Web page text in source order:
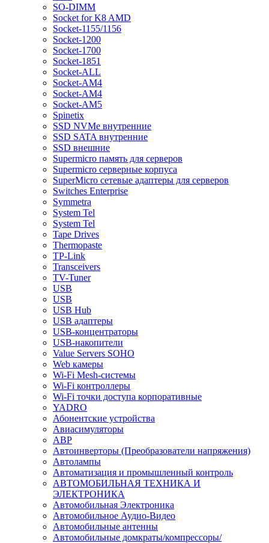
SO-DIMM
Socket for K8 AMD
Socket-1155/1156
Socket-1200
Socket-1700
Socket-1851
Socket-ALL
Socket-AM4
Socket-AM4
Socket-AM5
Spinetix
SSD NVMe внутренние
SSD SATA внутренние
SSD внешние
Supermicro память для серверов
Supermicro серверные корпуса
SuperMicro сетевые адаптеры для серверов
Switches Enterprise
Symmetra
System Tel
System Tel
Tape Drives
Thermopaste
TP-Link
Transceivers
TV-Tuner
USB
USB
USB Hub
USB адаптеры
USB-концентраторы
USB-накопители
Value Servers SOHO
Web камеры
Wi-Fi Mesh-системы
Wi-Fi контроллеры
Wi-Fi точки доступа корпоративные
YADRO
Абонентские устройства
Авиасимуляторы
АВР
Автоинверторы (Преобразователи напряжения)
Автолампы
Автоматизация и промышленный контроль
АВТОМОБИЛЬНАЯ ТЕХНИКА И
ЭЛЕКТРОНИКА
Автомобильная Электроника
Автомобильное Аудио-Видео
Автомобильные антенны
Автомобильные домкраты/компрессоры/